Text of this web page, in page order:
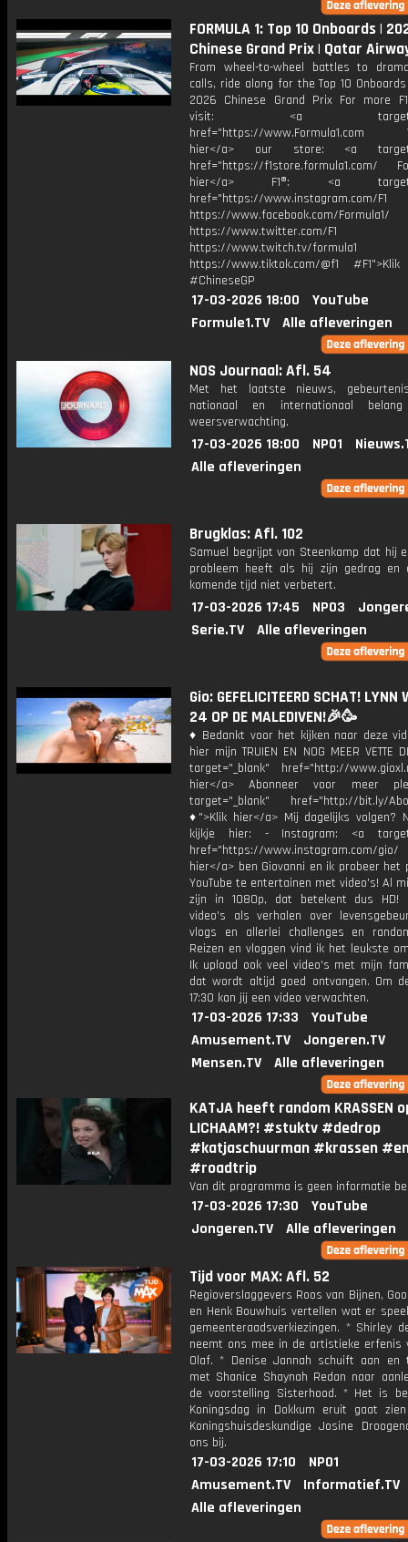
FORMULA 1: Top 10 Onboards |
Chinese Grand Prix | Qatar
From wheel-to-wheel battles to
calls, ride along for the Top 10
2026 Chinese Grand Prix For more
visit: <a
href="https://www.Formula1.com
hier</a> our store: <a
href="https://f1store.formula1.com/
hier</a> F1®: <a
href="https://www.instagram.com/F1
https://www.facebook.com/Formula1/
https://www.twitter.com/F1
https://www.twitch.tv/formula1
https://www.tiktok.com/@f1
#ChineseGP
17-03-2026 18:00
YouTube
Formule1.TV
Alle afleveringen
NOS Journaal: Afl. 54
Met het laatste nieuws,
nationaal en internationaal
weersverwachting.
17-03-2026 18:00 NPO1
Alle afleveringen
Brugklas: Afl. 102
Samuel begrijpt van Steenkamp dat hij
probleem heeft als hij zijn gedrag en
komende tijd niet verbetert.
17-03-2026 17:45 NPO3
Serie.TV
Alle afleveringen
Gio: GEFELICITEERD SCHAT! LYNN
24 OP DE MALEDIVEN!🎉🥳
♦ Bedankt voor het kijken naar deze
hier mijn TRUIEN EN NOG MEER VETTE
target="_blank" href="http://
hier</a> Abonneer voor meer
target="_blank" href="http://bit.ly/
♦">Klik hier</a> Mij dagelijks volgen?
kijkje hier: - Instagram: <a
href="https://www.instagram.com/
hier</a> ben Giovanni en ik probeer het
YouTube te entertainen met video's! Al
zijn in 1080p, dat betekent dus HD!
video's als verhalen over
vlogs en allerlei challenges en
Reizen en vloggen vind ik het leukste
Ik upload ook veel video's met mijn
dat wordt altijd goed ontvangen. Om
17:30 kan jij een video verwachten.
17-03-2026 17:33
YouTube
Amusement.TV
Jongeren.TV
Mensen.TV
Alle afleveringen
KATJA heeft random KRASSEN
LICHAAM?! #stuktv #dedrop
#katjaschuurman #krassen
#roadtrip
Van dit programma is geen informatie
17-03-2026 17:30
YouTube
Jongeren.TV
Alle afleveringen
Tijd voor MAX: Afl. 52
Regioverslaggevers Roos van Bijnen,
en Henk Bouwhuis vertellen wat er
gemeenteraadsverkiezingen. * Shirley
neemt ons mee in de artistieke erfenis
Olaf. * Denise Jannah schuift aan en
met Shanice Shaynah Redan naar
de voorstelling Sisterhood. * Het is
Koningsdag in Dokkum eruit gaat
Koningshuisdeskundige Josine
ons bij.
17-03-2026 17:10
NPO1
Amusement.TV
Informatief.TV
Alle afleveringen